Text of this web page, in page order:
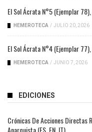
El Sol Ácrata N°5 (ejemplar
HEMEROTECA / JULIO 20, 2026
El Sol Ácrata N°4 (ejemplar
HEMEROTECA / JUNIO 7, 2026
EDICIONES
Crónicas De Acciones Directas
Anarquista (ES, EN, IT)